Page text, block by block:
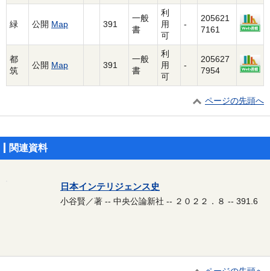
緑 公開 Map 391
一般
書
利
用
可
-
205621
7161
都
筑
公開 Map 391
一般
書
利
用
可
-
205627
7954
ページの先頭へ
関連資料
日本インテリジェンス史
小谷賢／著 -- 中央公論新社 -- ２０２２．８ -- 391.6